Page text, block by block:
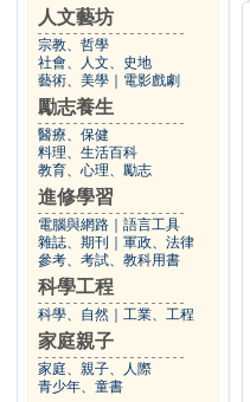
人文藝坊
宗教、哲學
社會、人文、史地
藝術、美學
電影戲劇
勵志養生
醫療、保健
料理、生活百科
教育、心理、勵志
進修學習
電腦與網路
語言工具
雜誌、期刊
軍政、法律
參考、考試、教科用書
科學工程
科學、自然 工業、工程
家庭親子
家庭、親子、人際
青少年、童書